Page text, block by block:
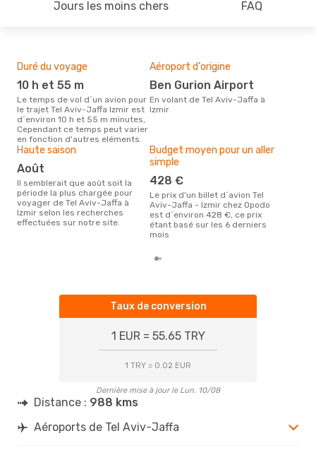
Jours les moins chers FAQ
Duré du voyage
10 h et 55 m
Le temps de vol d´un avion pour
le trajet Tel Aviv-Jaffa Izmir est
d´environ 10 h et 55 m minutes,
Cependant ce temps peut varier
en fonction d'autres eléments.
Aéroport d'origine
Ben Gurion Airport
En volant de Tel Aviv-Jaffa à
Izmir
Haute saison
août
Il semblerait que août soit la
période la plus chargée pour
voyager de Tel Aviv-Jaffa à
Izmir selon les recherches
effectuées sur notre site.
Budget moyen pour un aller
simple
428 €
Le prix d'un billet d´avion Tel
Aviv-Jaffa - Izmir chez Opodo
est d´environ 428 €, ce prix
étant basé sur les 6 derniers
mois
Taux de conversion
1 EUR = 55.65 TRY
1 TRY = 0.02 EUR
Dernière mise à jour le Lun. 10/08
Distance : 988 kms
Aéroports de Tel Aviv-Jaffa